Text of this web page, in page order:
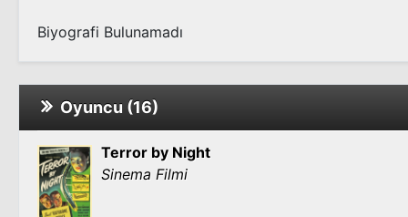
Biyografi Bulunamadı
Oyuncu (16)
Terror by Night
Sinema Filmi